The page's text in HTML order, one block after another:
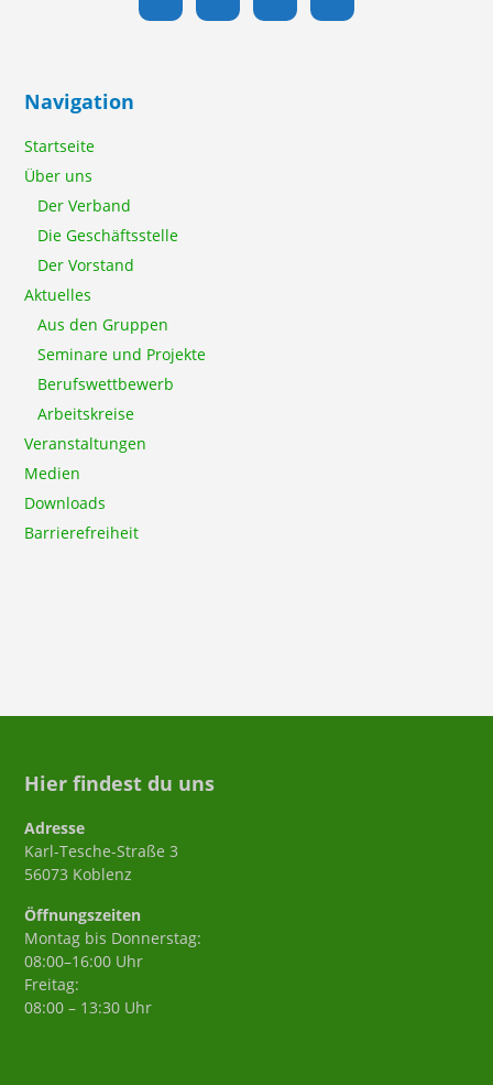
Navigation
Startseite
Über uns
Der Verband
Die Geschäftsstelle
Der Vorstand
Aktuelles
Aus den Gruppen
Seminare und Projekte
Berufswettbewerb
Arbeitskreise
Veranstaltungen
Medien
Downloads
Barrierefreiheit
Hier findest du uns
Adresse
Karl-Tesche-Straße 3
56073 Koblenz
Öffnungszeiten
Montag bis Donnerstag:
08:00–16:00 Uhr
Freitag:
08:00 – 13:30 Uhr